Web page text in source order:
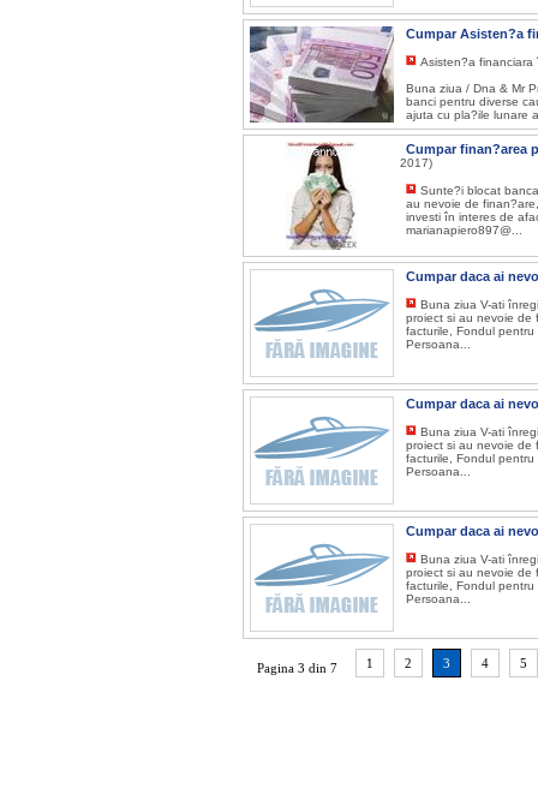
Cumpar Asisten?a
Asisten?a
Buna ziua / Dna & Mr
banci pentru diverse
ajuta cu pla?ile lunare
Cumpar finan?area
2017)
Sunte?i blocat
au nevoie de
investi în interes de
marianapiero897@...
Cumpar daca ai
Buna ziua V-ati
proiect si au nevoie de
facturile, Fondul
Persoana...
Cumpar daca ai
Buna ziua V-ati
proiect si au nevoie de
facturile, Fondul
Persoana...
Cumpar daca ai
Buna ziua V-ati
proiect si au nevoie de
facturile, Fondul
Persoana...
Pagina 3 din 7 1 2 3 4 5